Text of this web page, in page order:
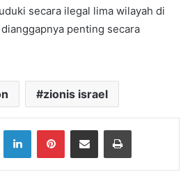
secara ilegal lima wilayah di
penting secara
zionis israel
LinkedInPinterestShare via Email Print